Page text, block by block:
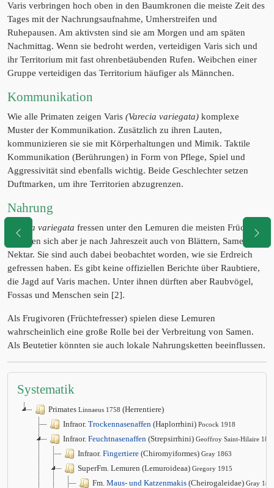
Varis verbringen hoch oben in den Baumkronen die meiste Zeit des
Tages mit der Nachrungsaufnahme, Umherstreifen und
Ruhepausen. Am aktivsten sind sie am Morgen und am späten
Nachmittag. Wenn sie bedroht werden, verteidigen Varis sich und
ihr Territorium mit fast ohrenbetäubenden Rufen. Weibchen einer
Gruppe verteidigen das Territorium häufiger als Männchen.
Kommunikation
Wie alle Primaten zeigen Varis (Varecia variegata) komplexe
Muster der Kommunikation. Zusätzlich zu ihren Lauten,
kommunizieren sie sie mit Körperhaltungen und Mimik. Taktile
Kommunikation (Berührungen) in Form von Pflege, Spiel und
Aggressivität sind ebenfalls wichtig. Beide Geschlechter setzen
Duftmarken, um ihre Territorien abzugrenzen.
Nahrung
Varecia variegata fressen unter den Lemuren die meisten Früchte,
ernähren sich aber je nach Jahreszeit auch von Blättern, Samen und
Nektar. Sie sind auch dabei beobachtet worden, wie sie Erdreich
gefressen haben. Es gibt keine offiziellen Berichte über Raubtiere,
die Jagd auf Varis machen. Unter ihnen dürften aber Raubvögel,
Fossas und Menschen sein [2].
Als Frugivoren (Früchtefresser) spielen diese Lemuren
wahrscheinlich eine große Rolle bei der Verbreitung von Samen.
Als Beutetier könnten sie auch lokale Nahrungsketten beeinflussen.
Systematik
Primates Linnaeus 1758 (Herrentiere)
Infraor. Trockennasenaffen (Haplorrhini) Pocock 1918
Infraor. Feuchtnasenaffen (Strepsirrhini) Geoffroy Saint-Hilaire
Infraor. Fingertiere (Chiromyiformes) Gray 1863
SuperFm. Lemuren (Lemuroideaa) Gregory 1915
Fm. Maus- und Katzenmakis (Cheirogaleidae) Gray